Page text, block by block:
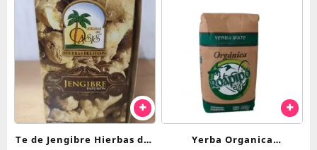
Te de Jengibre Hierbas del
Yerba Organica